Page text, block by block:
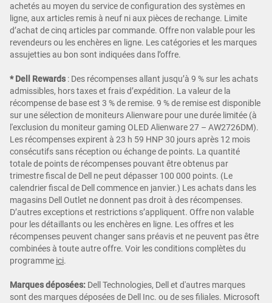
achetés au moyen du service de configuration des systèmes en
ligne, aux articles remis à neuf ni aux pièces de rechange. Limite
d’achat de cinq articles par commande. Offre non valable pour les
revendeurs ou les enchères en ligne. Les catégories et les marques
assujetties au bon sont indiquées dans l’offre.
* Dell Rewards : Des récompenses allant jusqu’à 9 % sur les achats
admissibles, hors taxes et frais d’expédition. La valeur de la
récompense de base est 3 % de remise. 9 % de remise est disponible
sur une sélection de moniteurs Alienware pour une durée limitée (à
l'exclusion du moniteur gaming OLED Alienware 27 – AW2726DM).
Les récompenses expirent à 23 h 59 HNP 30 jours après 12 mois
consécutifs sans réception ou échange de points. La quantité
totale de points de récompenses pouvant être obtenus par
trimestre fiscal de Dell ne peut dépasser 100 000 points. (Le
calendrier fiscal de Dell commence en janvier.) Les achats dans les
magasins Dell Outlet ne donnent pas droit à des récompenses.
D’autres exceptions et restrictions s’appliquent. Offre non valable
pour les détaillants ou les enchères en ligne. Les offres et les
récompenses peuvent changer sans préavis et ne peuvent pas être
combinées à toute autre offre. Voir les conditions complètes du
programme ici.
Marques déposées: Dell Technologies, Dell et d'autres marques
sont des marques déposées de Dell Inc. ou de ses filiales. Microsoft